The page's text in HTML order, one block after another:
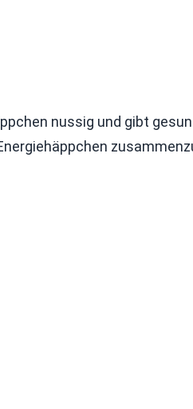
nussig und gibt